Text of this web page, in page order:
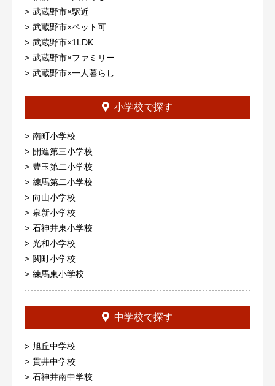
武蔵野市×駅近
武蔵野市×ペット可
武蔵野市×1LDK
武蔵野市×ファミリー
武蔵野市×一人暮らし
小学校で探す
南町小学校
開進第三小学校
豊玉第二小学校
練馬第二小学校
向山小学校
泉新小学校
石神井東小学校
光和小学校
関町小学校
練馬東小学校
中学校で探す
旭丘中学校
貫井中学校
石神井南中学校